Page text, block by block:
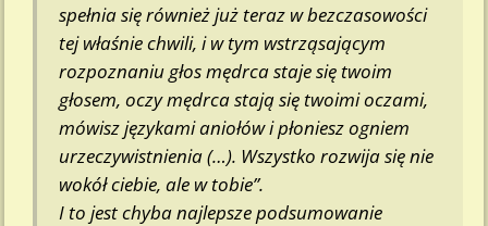
spełnia się również już teraz w bezczasowości
tej właśnie chwili, i w tym wstrząsającym
rozpoznaniu głos mędrca staje się twoim
głosem, oczy mędrca stają się twoimi oczami,
mówisz językami aniołów i płoniesz ogniem
urzeczywistnienia (…). Wszystko rozwija się nie
wokół ciebie, ale w tobie”.
I to jest chyba najlepsze podsumowanie